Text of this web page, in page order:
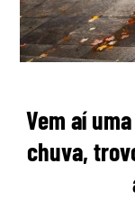
Vem aí
chuva,